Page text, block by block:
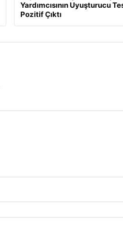
Yardımcısının Uyuşturucu
Pozitif Çıktı